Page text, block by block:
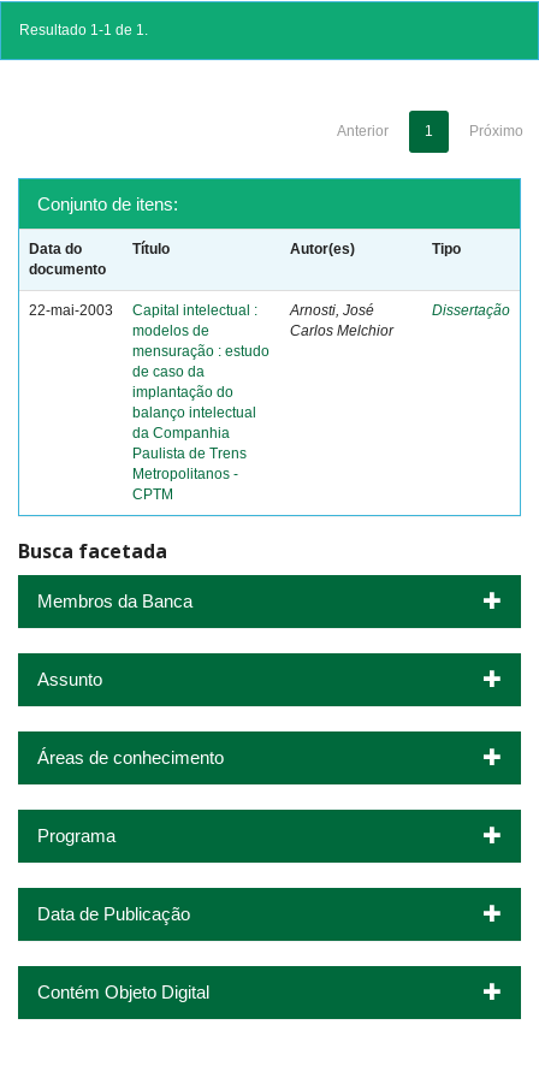
Resultado 1-1 de 1.
Anterior 1 Próximo
Conjunto de itens:
Data do
documento
Título Autor(es) Tipo
22-mai-2003
Capital intelectual :
modelos de
mensuração : estudo
de caso da
implantação do
balanço intelectual
da Companhia
Paulista de Trens
Metropolitanos -
CPTM
Arnosti, José
Carlos Melchior
Dissertação
Busca facetada
Membros da Banca
Assunto
Áreas de conhecimento
Programa
Data de Publicação
Contém Objeto Digital